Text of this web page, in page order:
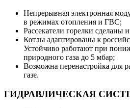
Непрерывная электронная
в режимах отопления и ГВС;
Рассекатели горелки сделаны
Котлы адаптированы к
Устойчиво работают при
природного газа до 5 мбар;
Возможна перенастройка для
газе.
ГИДРАВЛИЧЕСКАЯ